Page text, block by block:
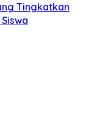
Tingkatkan